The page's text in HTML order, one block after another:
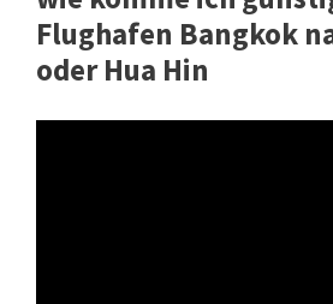
Flughafen Bangkok
oder Hua Hin